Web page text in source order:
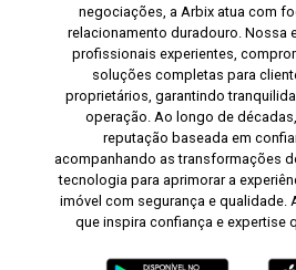
negociações, a Arbix atua com
relacionamento duradouro. Nossa
profissionais experientes,
soluções completas para
proprietários, garantindo
operação. Ao longo de
reputação baseada em
acompanhando as transformações
tecnologia para aprimorar a
imóvel com segurança e qualidade.
que inspira confiança e expertise